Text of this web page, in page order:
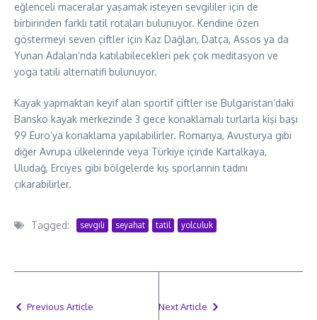
eğlenceli maceralar yaşamak isteyen sevgililer için de
birbirinden farklı tatil rotaları bulunuyor. Kendine özen
göstermeyi seven çiftler için Kaz Dağları, Datça, Assos ya da
Yunan Adaları’nda katılabilecekleri pek çok meditasyon ve
yoga tatili alternatifi bulunuyor.
Kayak yapmaktan keyif alan sportif çiftler ise Bulgaristan’daki
Bansko kayak merkezinde 3 gece konaklamalı turlarla kişi başı
99 Euro’ya konaklama yapılabilirler. Romanya, Avusturya gibi
diğer Avrupa ülkelerinde veya Türkiye içinde Kartalkaya,
Uludağ, Erciyes gibi bölgelerde kış sporlarının tadını
çıkarabilirler.
Tagged: sevgili seyahat tatil yolculuk
Previous Article Next Article